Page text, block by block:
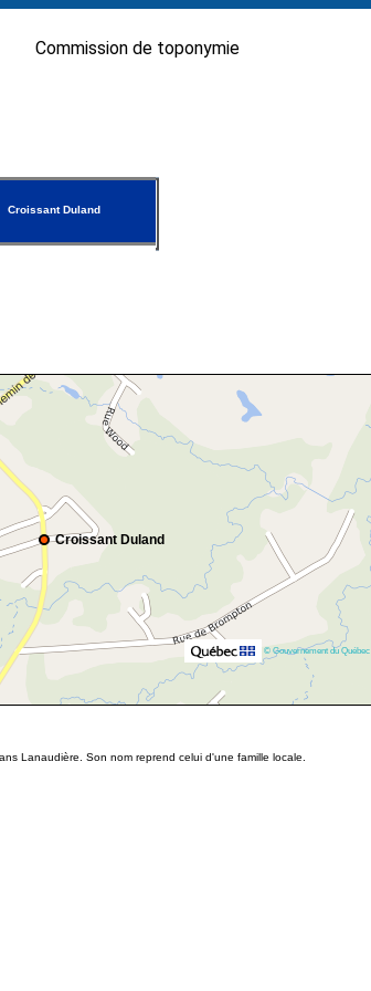
Commission de toponymie
Croissant Duland
Croissant Duland
© Gouvernement du Québec
Lanaudière. Son nom reprend celui d'une famille locale.